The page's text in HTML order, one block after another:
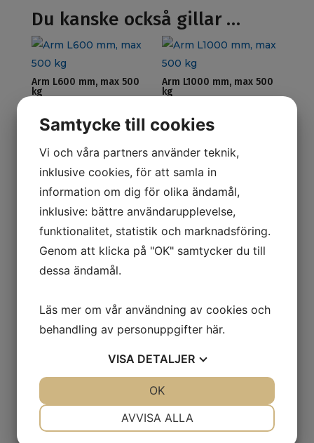
Du kanske också gillar …
Arm L600 mm, max 500
kg
Arm L1000 mm, max 500
kg
Arm L1500 mm, max 300
kg
581 kr ex. moms
Stagsektion L1000 mm
467kr ex. moms
Stagsektion L1200 mm
558kr ex. moms
Stagsektion L1500 mm
652kr ex. moms
Stagsektion L2000 mm
1 079kr ex. moms
Samtycke till cookies
Vi och våra partners använder teknik,
inklusive cookies, för att samla in
information om dig för olika ändamål,
inklusive: bättre användarupplevelse,
funktionalitet, statistik och marknadsföring.
Genom att klicka på "OK" samtycker du till
dessa ändamål.
Läs mer om vår användning av cookies och
behandling av personuppgifter här.
VISA DETALJER
AVVISA ALLA
OK